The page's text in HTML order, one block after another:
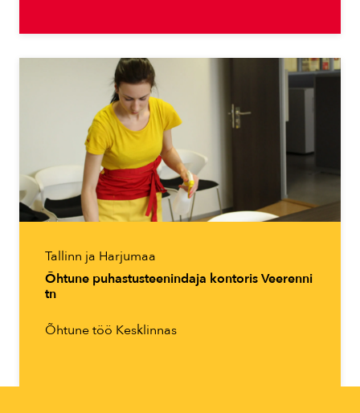
Tallinn ja Harjumaa
Õhtune puhastusteenindaja kontoris Veerenni
tn
Õhtune töö Kesklinnas